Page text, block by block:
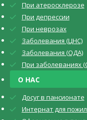
При атеросклерозе
При депрессии
При неврозах
Заболевания (ЦНС)
Заболевания (ОДА)
При заболеваниях
О НАС
Досуг в пансионате
Интернат для